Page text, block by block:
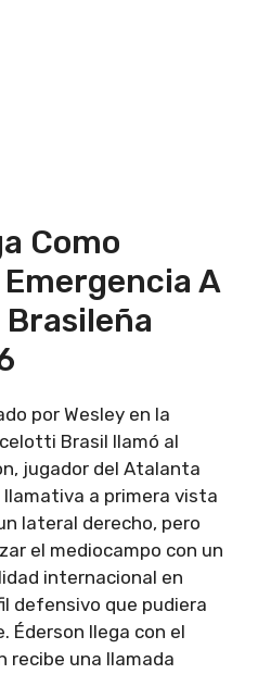
Como
A
por Wesley en la
Brasil llamó al
jugador del Atalanta
llamativa a primera vista
lateral derecho, pero
el mediocampo con un
internacional en
defensivo que pudiera
Éderson llega con el
recibe una llamada